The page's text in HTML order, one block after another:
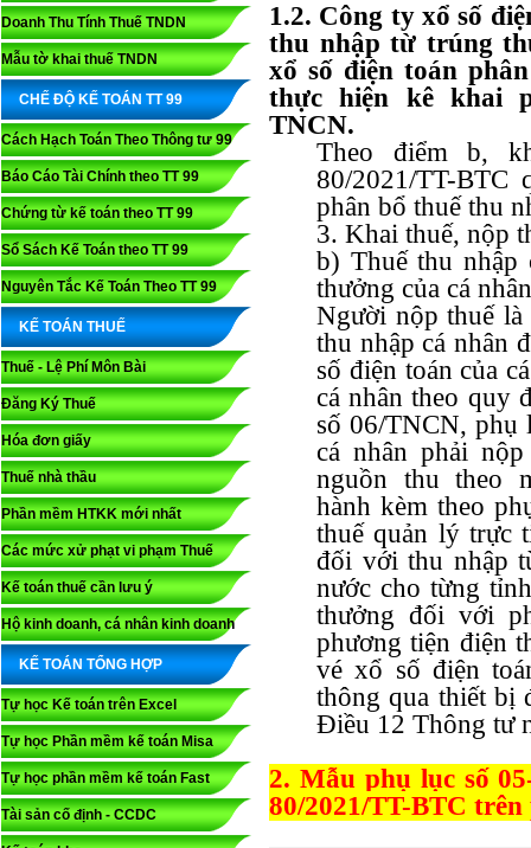
Doanh Thu Tính Thuế TNDN
Mẫu tờ khai thuế TNDN
CHẾ ĐỘ KẾ TOÁN TT 99
Cách Hạch Toán Theo Thông tư 99
Báo Cáo Tài Chính theo TT 99
Chứng từ kế toán theo TT 99
Sổ Sách Kế Toán theo TT 99
Nguyên Tắc Kế Toán Theo TT 99
KẾ TOÁN THUẾ
Thuế - Lệ Phí Môn Bài
Đăng Ký Thuế
Hóa đơn giấy
Thuế nhà thầu
Phần mềm HTKK mới nhất
Các mức xử phạt vi phạm Thuế
Kế toán thuế cần lưu ý
Hộ kinh doanh, cá nhân kinh doanh
KẾ TOÁN TỔNG HỢP
Tự học Kế toán trên Excel
Tự học Phần mềm kế toán Misa
Tự học phần mềm kế toán Fast
Tài sản cố định - CCDC
1.2. Công ty xổ số
thu nhập từ trúng
xổ số điện toán
thực hiện kê khai
TNCN.
Theo điểm b,
80/2021/TT-
phân bổ thuế thu
3. Khai thuế, nộp
b) Thuế thu
thưởng của cá
Người nộp thuế
thu nhập cá nhân
số điện toán của
cá nhân theo quy
số 06/TNCN, phụ
cá nhân phải
nguồn thu theo
hành kèm theo
thuế quản lý trực
đối với thu nhập
nước cho từng
thưởng đối với
phương tiện điện
vé xổ số điện
thông qua thiết bị
Điều 12 Thông tư
2. Mẫu phụ lục số
80/2021/TT-BTC